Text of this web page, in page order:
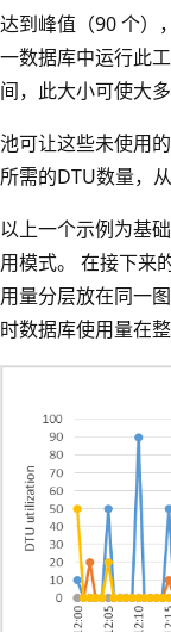
达到峰值（90 个）
一数据库中运行此
间，此大小可使大
池可让这些未使用
所需的DTU数量，
以上一个示例为基
用模式。 在接下来
用量分层放在同一
时数据库使用量在